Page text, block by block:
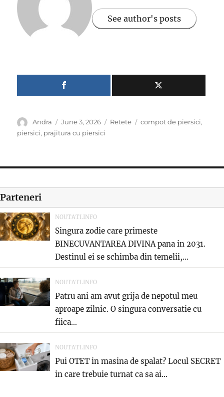
See author's posts
Author
Andra
Posted
on
June 3, 2026 Categories
Retete Tags
compot de piersici,
piersici, prajitura cu piersici
Parteneri
NOUTATI.INFO
Singura zodie care primeste
BINECUVANTAREA DIVINA pana in 2031.
Destinul ei se schimba din temelii,...
NOUTATI.INFO
Patru ani am avut grija de nepotul meu
aproape zilnic. O singura conversatie cu
fiica...
NOUTATI.INFO
Pui OTET in masina de spalat? Locul SECRET
in care trebuie turnat ca sa ai...